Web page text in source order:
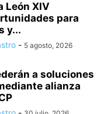
León XIV
para
y...
- 5 agosto, 2026
a soluciones
alianza